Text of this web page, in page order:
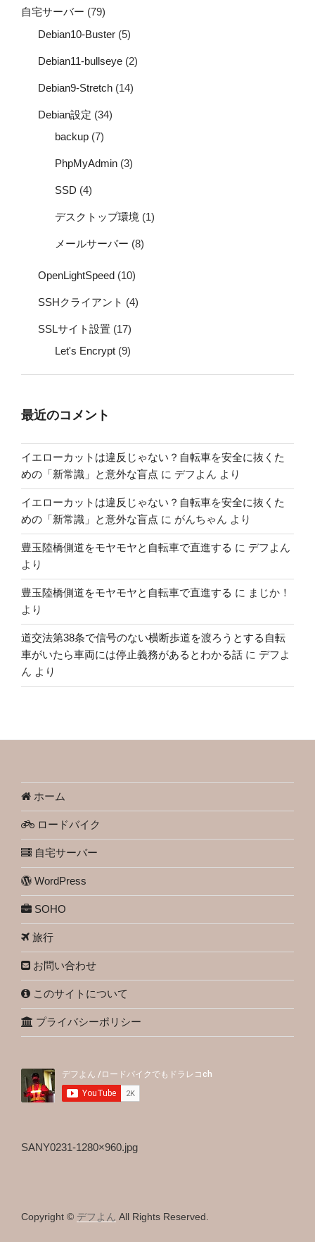
自宅サーバー (79)
Debian10-Buster (5)
Debian11-bullseye (2)
Debian9-Stretch (14)
Debian設定 (34)
backup (7)
PhpMyAdmin (3)
SSD (4)
デスクトップ環境 (1)
メールサーバー (8)
OpenLightSpeed (10)
SSHクライアント (4)
SSLサイト設置 (17)
Let's Encrypt (9)
最近のコメント
イエローカットは違反じゃない？自転車を安全に抜くた
めの「新常識」と意外な盲点 に デフよん より
イエローカットは違反じゃない？自転車を安全に抜くた
めの「新常識」と意外な盲点 に がんちゃん より
豊玉陸橋側道をモヤモヤと自転車で直進する に デフよん
より
豊玉陸橋側道をモヤモヤと自転車で直進する に まじか！
より
道交法第38条で信号のない横断歩道を渡ろうとする自転
車がいたら車両には停止義務があるとわかる話 に デフよ
ん より
ホーム
ロードバイク
自宅サーバー
WordPress
SOHO
旅行
お問い合わせ
このサイトについて
プライバシーポリシー
SANY0231-1280×960.jpg
Copyright © デフよん All Rights Reserved.